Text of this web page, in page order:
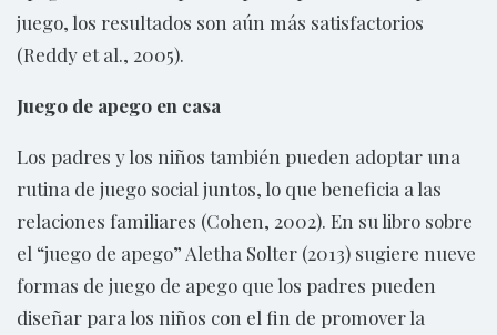
juego, los resultados son aún más satisfactorios
(Reddy et al., 2005).
Juego de apego en casa
Los padres y los niños también pueden adoptar una
rutina de juego social juntos, lo que beneficia a las
relaciones familiares (Cohen, 2002). En su libro sobre
el “juego de apego” Aletha Solter (2013) sugiere nueve
formas de juego de apego que los padres pueden
diseñar para los niños con el fin de promover la